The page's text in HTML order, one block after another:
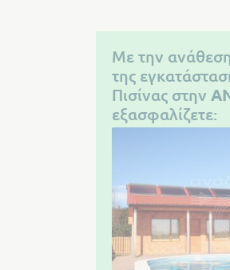
Με την
της
Πισίνας στην
εξασφαλίζετε: